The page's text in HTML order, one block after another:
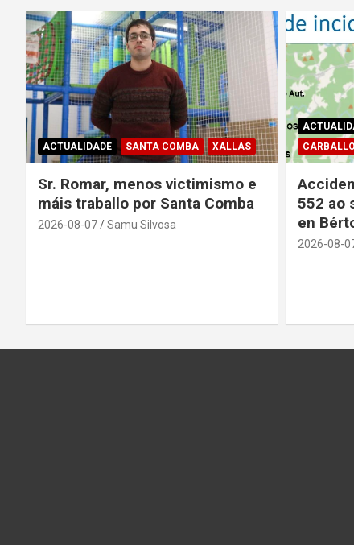
ACTUALIDADE SANTA COMBA XALLAS
Sr. Romar, menos victimismo e
máis traballo por Santa Comba
2026-08-07 Samu Silvosa
CARBALLO
552 ao
en
2026-08-